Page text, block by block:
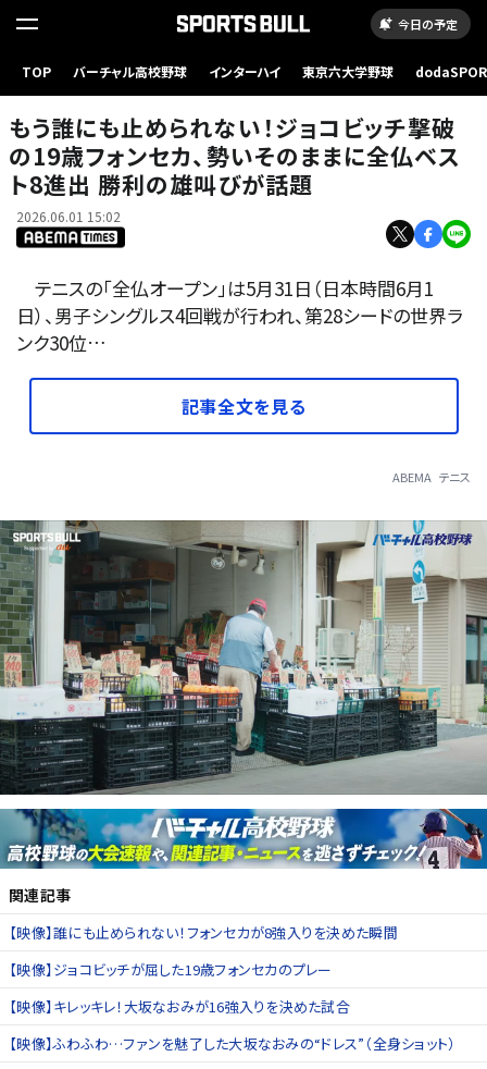
今日の予定
TOP バーチャル高校野球 インターハイ 東京六大学野球
もう誰にも止められない！ジョコビッチ撃破
の19歳フォンセカ、勢いそのままに全仏ベス
ト8進出 勝利の雄叫びが話題
2026.06.01 15:02
テニスの「全仏オープン」は5月31日（日本時間6月1
日）、男子シングルス4回戦が行われ、第28シードの世界ラ
ンク30位…
記事全文を見る
ABEMA テニス
関連記事
【映像】誰にも止められない！フォンセカが8強入りを決めた瞬間
【映像】ジョコビッチが屈した19歳フォンセカのプレー
【映像】キレッキレ！大坂なおみが16強入りを決めた試合
【映像】ふわふわ…ファンを魅了した大坂なおみの“ドレス”（全身ショット）